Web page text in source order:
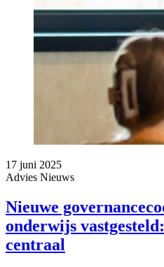
17 juni 2025
Advies Nieuws
Nieuwe
onderwijs
centraal